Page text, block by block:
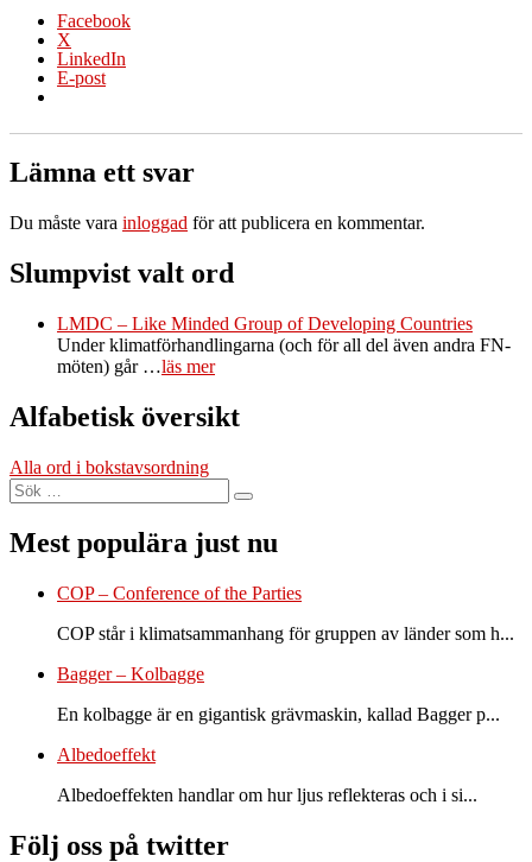
Facebook
X
LinkedIn
E-post
Lämna ett svar
Du måste vara inloggad för att publicera en kommentar.
Slumpvist valt ord
LMDC – Like Minded Group of Developing Countries
Under klimatförhandlingarna (och för all del även andra FN-
möten) går …läs mer
Alfabetisk översikt
Alla ord i bokstavsordning
Sök
efter:
Sök
Mest populära just nu
COP – Conference of the Parties
COP står i klimatsammanhang för gruppen av länder som h...
Bagger – Kolbagge
En kolbagge är en gigantisk grävmaskin, kallad Bagger p...
Albedoeffekt
Albedoeffekten handlar om hur ljus reflekteras och i si...
Följ oss på twitter